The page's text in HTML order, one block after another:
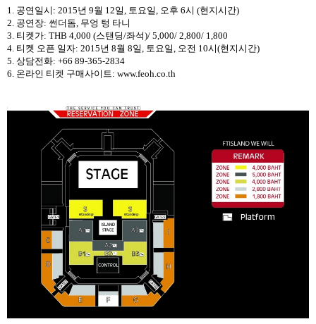
1. 공연일시: 2015년 9월 12일, 토요일, 오후 6시 (현지시간)
2. 공연장: 썬더돔, 무엉 텅 타니
3. 티켓가: THB 4,000 (스탠딩/좌석)/ 5,000/ 2,800/ 1,800
4. 티켓 오픈 일자: 2015년 8월 8일, 토요일, 오전 10시(현지시간)
5. 상담전화: +66 89-365-2834
6. 온라인 티켓 구매사이트: www.feoh.co.th